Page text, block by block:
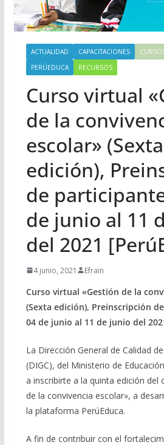
ACTUALIDAD CAPACITACIONES
PERÚEDUCA
RECURSOS
Curso virtual
de la
escolar» (Sexta
edición),
de
de junio al 11
del 2021
4 junio, 2021 Efrain
Curso virtual «Gestión de la
(Sexta edición), Preinscripción
04 de junio al 11 de junio del
La Dirección General de Calidad
(DIGC), del Ministerio de
a inscribirte a la quinta edición del
de la convivencia escolar», a
la plataforma PerúEduca.
A fin de contribuir con el